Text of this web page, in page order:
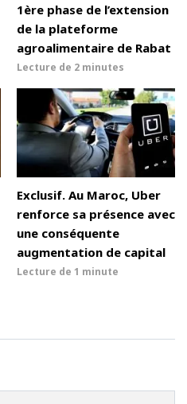
1ère phase de l’extension
de la plateforme
agroalimentaire de Rabat
Lecture de 2 minutes
Exclusif. Au Maroc, Uber
renforce sa présence avec
une conséquente
augmentation de capital
Lecture de 1 minute